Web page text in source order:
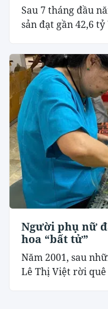
Sau 7 tháng đầu
sản đạt gần 42,6
Người phụ nữ
hoa “bất tử”
Năm 2001, sau
Lê Thị Việt rời quê